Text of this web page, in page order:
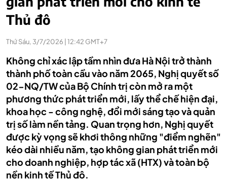
Thủ đô
Thứ Sáu, 3/7/2026 | 12:42 GMT+7
Không chỉ xác lập tầm nhìn đưa Hà Nội trở thành
thành phố toàn cầu vào năm 2065, Nghị quyết số
02-NQ/TW của Bộ Chính trị còn mở ra một
phương thức phát triển mới, lấy thể chế hiện đại,
khoa học - công nghệ, đổi mới sáng tạo và quản
trị số làm nền tảng. Quan trọng hơn, Nghị quyết
được kỳ vọng sẽ khơi thông những "điểm nghẽn"
kéo dài nhiều năm, tạo không gian phát triển mới
cho doanh nghiệp, hợp tác xã (HTX) và toàn bộ
nền kinh tế Thủ đô.